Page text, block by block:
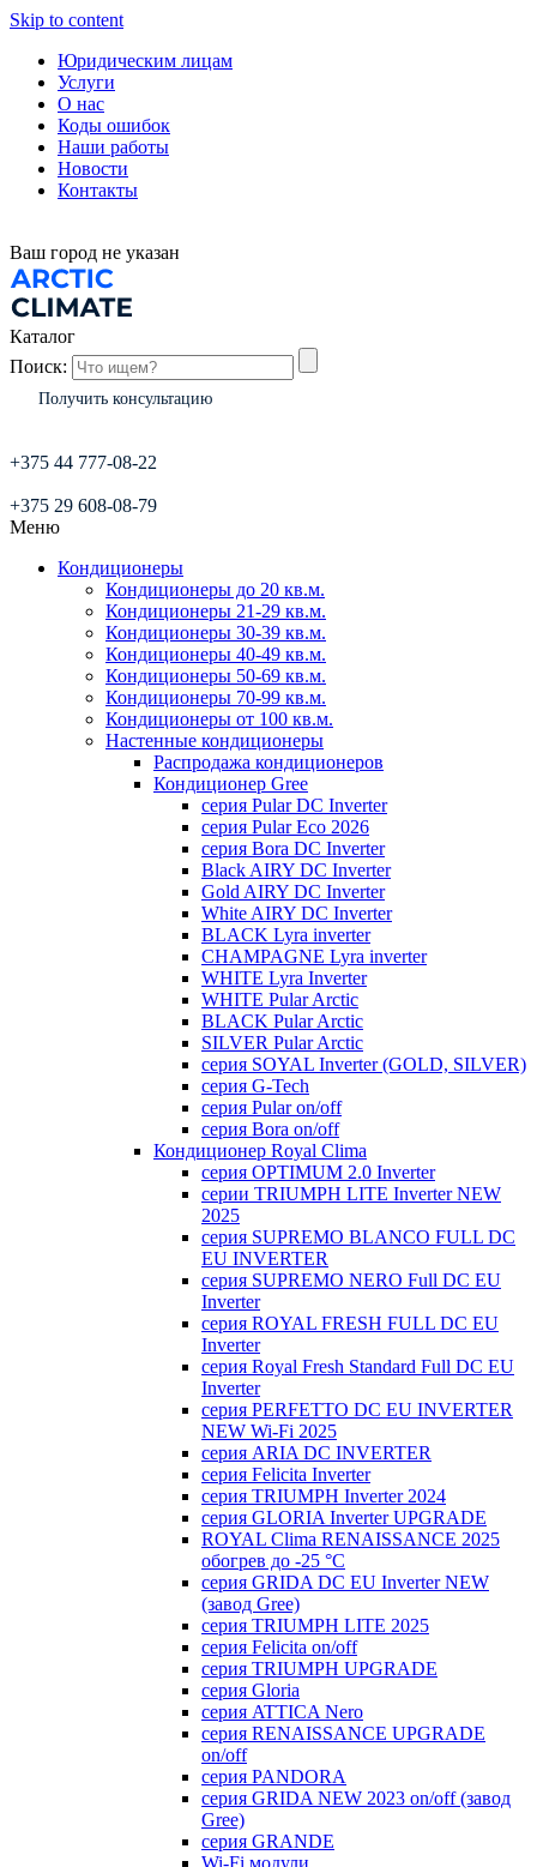
Skip to content
Юридическим лицам
Услуги
О нас
Коды ошибок
Наши работы
Новости
Контакты
Ваш город не указан
Каталог
Поиск:
Получить консультацию
+375 44 777-08-22
+375 29 608-08-79
Меню
Кондиционеры
Кондиционеры до 20 кв.м.
Кондиционеры 21-29 кв.м.
Кондиционеры 30-39 кв.м.
Кондиционеры 40-49 кв.м.
Кондиционеры 50-69 кв.м.
Кондиционеры 70-99 кв.м.
Кондиционеры от 100 кв.м.
Настенные кондиционеры
Распродажа кондиционеров
Кондиционер Gree
серия Pular DC Inverter
серия Pular Eco 2026
серия Bora DC Inverter
Black AIRY DC Inverter
Gold AIRY DC Inverter
White AIRY DC Inverter
BLACK Lyra inverter
CHAMPAGNE Lyra inverter
WHITE Lyra Inverter
WHITE Pular Arctic
BLACK Pular Arctic
SILVER Pular Arctic
серия SOYAL Inverter (GOLD, SILVER)
серия G-Tech
серия Pular on/off
серия Bora on/off
Кондиционер Royal Clima
серия OPTIMUM 2.0 Inverter
серии TRIUMPH LITE Inverter NEW
2025
серия SUPREMO BLANCO FULL DC
EU INVERTER
серия SUPREMO NERO Full DC EU
Inverter
серия ROYAL FRESH FULL DC EU
Inverter
серия Royal Fresh Standard Full DC EU
Inverter
серия PERFETTO DC EU INVERTER
NEW Wi-Fi 2025
серия ARIA DC INVERTER
серия Felicita Inverter
серия TRIUMPH Inverter 2024
серия GLORIA Inverter UPGRADE
ROYAL Clima RENAISSANCE 2025
обогрев до -25 °С
серия GRIDA DC EU Inverter NEW
(завод Gree)
серия TRIUMPH LITE 2025
серия Felicita on/off
серия TRIUMPH UPGRADE
серия Gloria
серия ATTICA Nero
серия RENAISSANCE UPGRADE
on/off
серия PANDORA
серия GRIDA NEW 2023 on/off (завод
Gree)
серия GRANDE
Wi-Fi модули